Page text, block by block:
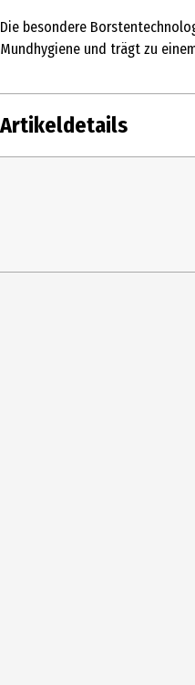
Die besondere
Mundhygiene und trägt zu
Artikeldetails